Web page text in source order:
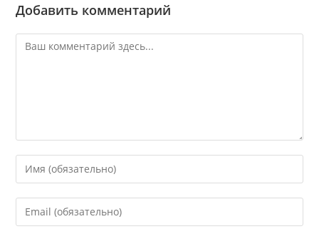
Добавить комментарий
Комментарий
Введите
свое
имя
или
Введите
свой